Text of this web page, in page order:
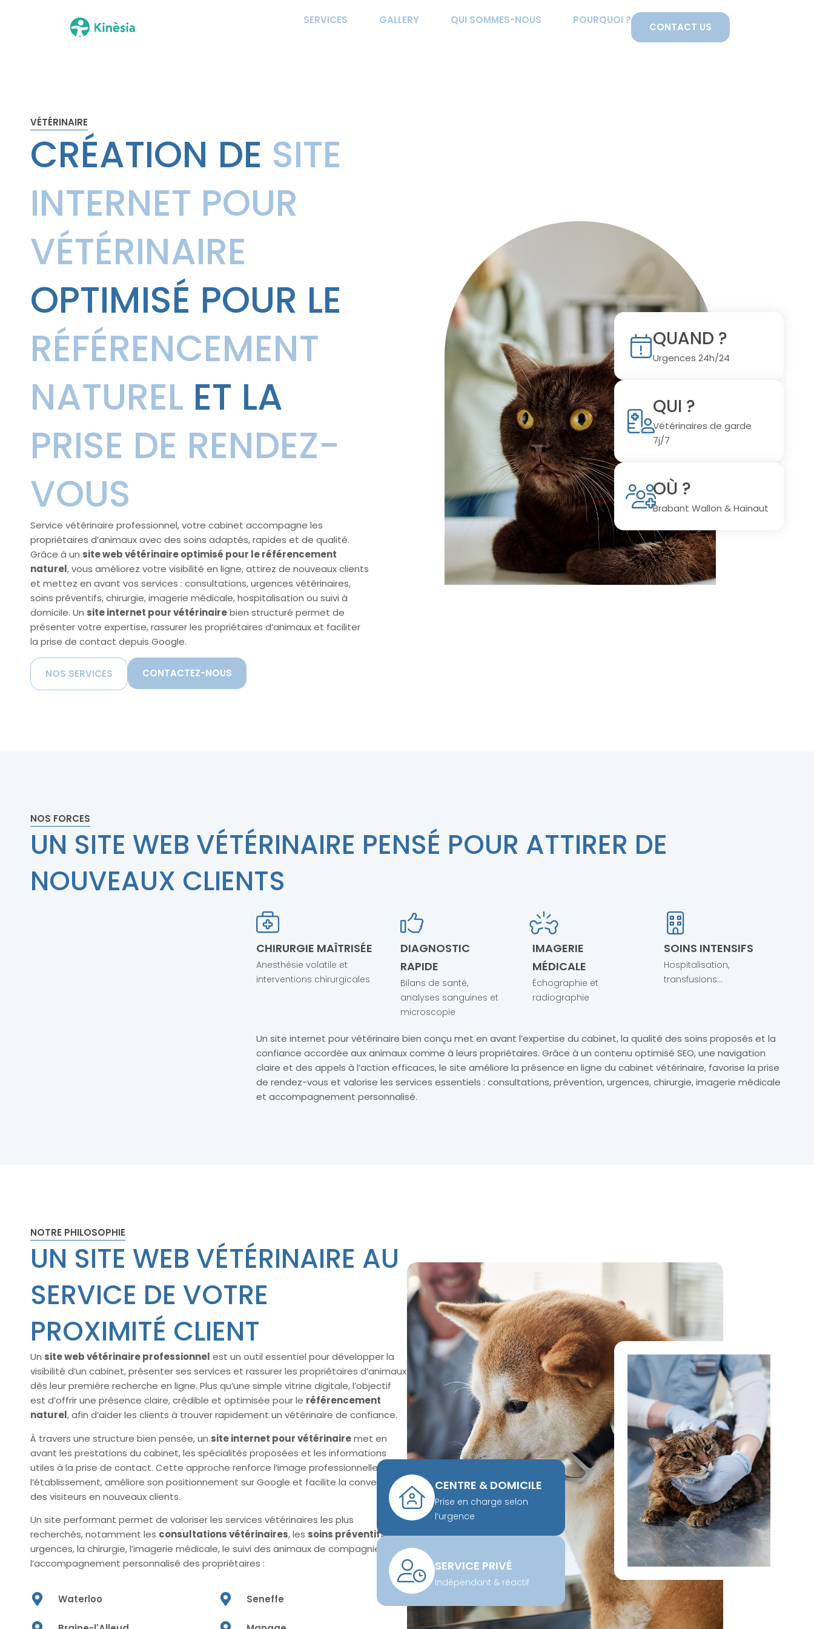
SERVICES GALLERY QUI SOMMES-NOUS POURQUOI ?
CONTACT US
VÉTÉRINAIRE
CRÉATION DE SITE
INTERNET POUR
VÉTÉRINAIRE
OPTIMISÉ POUR LE
RÉFÉRENCEMENT
NATUREL ET LA
PRISE DE RENDEZ-
VOUS
Service vétérinaire professionnel, votre cabinet accompagne les
propriétaires d’animaux avec des soins adaptés, rapides et de qualité.
Grâce à un site web vétérinaire optimisé pour le référencement
naturel, vous améliorez votre visibilité en ligne, attirez de nouveaux clients
et mettez en avant vos services : consultations, urgences vétérinaires,
soins préventifs, chirurgie, imagerie médicale, hospitalisation ou suivi à
domicile. Un site internet pour vétérinairebien structuré permet de
présenter votre expertise, rassurer les propriétaires d’animaux et faciliter
la prise de contact depuis Google.
NOS SERVICES CONTACTEZ-NOUS
QUAND ?
Urgences 24h/24
QUI ?
Vétérinaires de garde
7j/7
OÙ ?
Brabant Wallon & Hainaut
NOS FORCES
UN SITE WEB VÉTÉRINAIRE PENSÉ POUR ATTIRER DE
NOUVEAUX CLIENTS
CHIRURGIE MAÎTRISÉE
Anesthésie volatile et
interventions chirurgicales
DIAGNOSTIC
RAPIDE
Bilans de santé,
analyses sanguines et
microscopie
IMAGERIE
MÉDICALE
Échographie et
radiographie
SOINS INTENSIFS
Hospitalisation,
transfusions...
Un site internet pour vétérinaire bien conçu met en avant l’expertise du cabinet, la qualité des soins proposés et la
confiance accordée aux animaux comme à leurs propriétaires. Grâce à un contenu optimisé SEO, une navigation
claire et des appels à l’action efficaces, le site améliore la présence en ligne du cabinet vétérinaire, favorise la prise
de rendez-vous et valorise les services essentiels : consultations, prévention, urgences, chirurgie, imagerie médicale
et accompagnement personnalisé.
NOTRE PHILOSOPHIE
UN SITE WEB VÉTÉRINAIRE AU
SERVICE DE VOTRE
PROXIMITÉ CLIENT
Un site web vétérinaire professionnel est un outil essentiel pour développer la
visibilité d’un cabinet, présenter ses services et rassurer les propriétaires d’animaux
dès leur première recherche en ligne. Plus qu’une simple vitrine digitale, l’objectif
est d’offrir une présence claire, crédible et optimisée pour le référencement
naturel, afin d’aider les clients à trouver rapidement un vétérinaire de confiance.
À travers une structure bien pensée, un site internet pour vétérinairemet en
avant les prestations du cabinet, les spécialités proposées et les informations
utiles à la prise de contact. Cette approche renforce l’image professionnelle de
l’établissement, améliore son positionnement sur Google et facilite la conversion
des visiteurs en nouveaux clients.
Un site performant permet de valoriser les services vétérinaires les plus
recherchés, notamment les consultations vétérinaires, les soins préventifs, les
urgences, la chirurgie, l’imagerie médicale, le suivi des animaux de compagnie et
l’accompagnement personnalisé des propriétaires :
Waterloo Seneffe
CENTRE & DOMICILE
Prise en charge selon
l’urgence
SERVICE PRIVÉ
Indépendant & réactif